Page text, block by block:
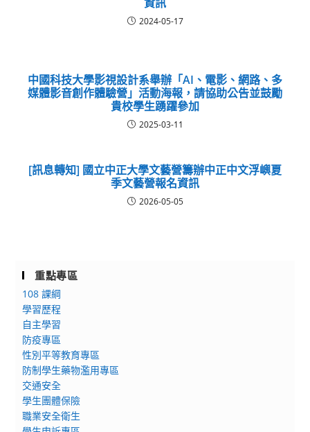
2024-05-17
中國科技大學影視設計系舉辦「AI、電影、網路、多
媒體影音創作體驗營」活動海報，請協助公告並鼓勵
貴校學生踴躍參加
2025-03-11
[訊息轉知] 國立中正大學文藝營籌辦中正中文浮嶼夏
季文藝營報名資訊
2026-05-05
重點專區
108 課綱
學習歷程
自主學習
防疫專區
性別平等教育專區
防制學生藥物濫用專區
交通安全
學生團體保險
職業安全衛生